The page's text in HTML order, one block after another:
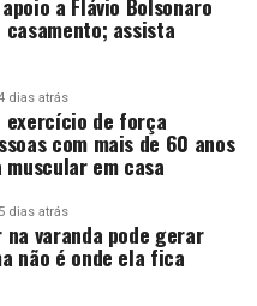
assista
dias atrás
exercício de força
com mais de 60 anos
muscular em casa
5 dias atrás
na varanda pode gerar
não é onde ela fica